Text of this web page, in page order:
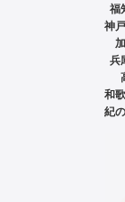
福
神
兵
和
紀